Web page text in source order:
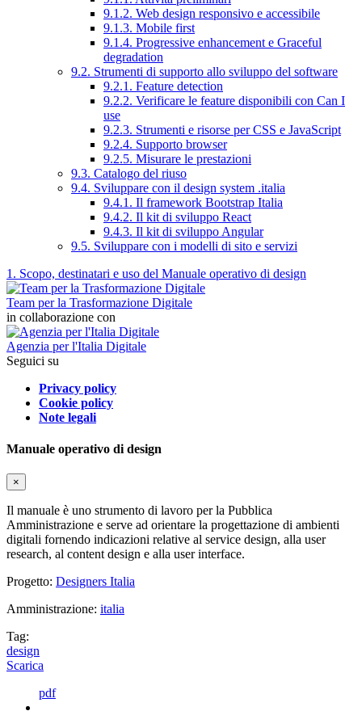
9.1.2. Web design responsivo e accessibile
9.1.3. Mobile first
9.1.4. Progressive enhancement e Graceful
degradation
9.2. Strumenti di supporto allo sviluppo del software
9.2.1. Feature detection
9.2.2. Verificare le feature disponibili con Can I
use
9.2.3. Strumenti e risorse per CSS e JavaScript
9.2.4. Supporto browser
9.2.5. Misurare le prestazioni
9.3. Catalogo del riuso
9.4. Sviluppare con il design system .italia
9.4.1. Il framework Bootstrap Italia
9.4.2. Il kit di sviluppo React
9.4.3. Il kit di sviluppo Angular
9.5. Sviluppare con i modelli di sito e servizi
1. Scopo, destinatari e uso del Manuale operativo di design
Team per la Trasformazione Digitale
in collaborazione con
Agenzia per l'Italia Digitale
Seguici su
Privacy policy
Cookie policy
Note legali
Manuale operativo di design
×
Il manuale è uno strumento di lavoro per la Pubblica
Amministrazione e serve ad orientare la progettazione di ambienti
digitali fornendo indicazioni relative al service design, alla user
research, al content design e alla user interface.
Progetto: Designers Italia
Amministrazione: italia
Tag:
design
Scarica
pdf